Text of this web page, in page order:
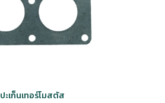
ปะเก็นเทอร์โมสตัส